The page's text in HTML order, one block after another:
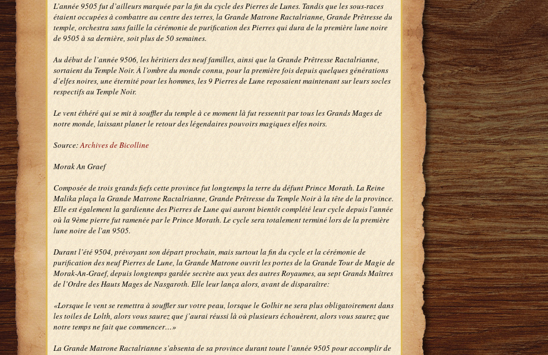
L’année 9505 fut d’ailleurs marquée par la fin du cycle des Pierres de Lunes. Tandis que les sous-races
étaient occupées à combattre au centre des terres, la Grande Matrone Ractalrianne, Grande Prêtresse du
temple, orchestra sans faille la cérémonie de purification des Pierres qui dura de la première lune noire
de 9505 à sa dernière, soit plus de 50 semaines.
Au début de l’année 9506, les héritiers des neuf familles, ainsi que la Grande Prêtresse Ractalrianne,
sortaient du Temple Noir. À l’ombre du monde connu, pour la première fois depuis quelques générations
d’elfes noires, une éternité pour les hommes, les 9 Pierres de Lune reposaient maintenant sur leurs socles
respectifs au Temple Noir.
Le vent éthéré qui se mit à souffler du temple à ce moment là fut ressentit par tous les Grands Mages de
notre monde, laissant planer le retour des légendaires pouvoirs magiques elfes noirs.
Source:Archives de Bicolline
Morak An Graef
Composée de trois grands fiefs cette province fut longtemps la terre du défunt Prince Morath. La Reine
Malika plaça la Grande Matrone Ractalrianne, Grande Prêtresse du Temple Noir à la tête de la province.
Elle est également la gardienne des Pierres de Lune qui auront bientôt complété leur cycle depuis l'année
où la 9ème pierre fut ramenée par le Prince Morath. Le cycle sera totalement terminé lors de la première
lune noire de l'an 9505.
Durant l’été 9504, prévoyant son départ prochain, mais surtout la fin du cycle et la cérémonie de
purification des neuf Pierres de Lune, la Grande Matrone ouvrit les portes de la Grande Tour de Magie de
Morak-An-Graef, depuis longtemps gardée secrète aux yeux des autres Royaumes, au sept Grands Maîtres
de l’Ordre des Hauts Mages de Nasgaroth. Elle leur lança alors, avant de disparaître:
«Lorsque le vent se remettra à souffler sur votre peau, lorsque le Golhir ne sera plus obligatoirement dans
les toiles de Lolth, alors vous saurez que j’aurai réussi là où plusieurs échouèrent, alors vous saurez que
notre temps ne fait que commencer…»
La Grande Matrone Ractalrianne s’absenta de sa province durant toute l’année 9505 pour accomplir de